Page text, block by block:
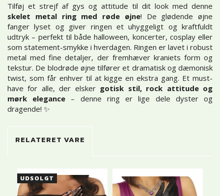
Tilføj et strejf af gys og attitude til dit look med denne
skelet metal ring med røde øjne! De glødende øjne
fanger lyset og giver ringen et uhyggeligt og kraftfuldt
udtryk – perfekt til både halloween, koncerter, cosplay eller
som statement-smykke i hverdagen. Ringen er lavet i robust
metal med fine detaljer, der fremhæver kraniets form og
tekstur. De blodrøde øjne tilfører et dramatisk og dæmonisk
twist, som får enhver til at kigge en ekstra gang. Et must-
have for alle, der elsker gotisk stil, rock attitude og
mørk elegance – denne ring er lige dele dyster og
dragende! ✨
RELATERET VARE
UDSOLGT